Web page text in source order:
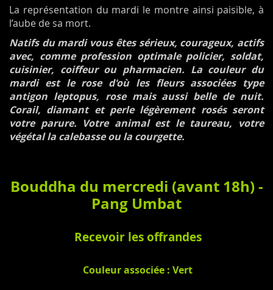
La représentation du mardi le montre ainsi paisible, à
l’aube de sa mort.
Natifs du mardi vous êtes sérieux, courageux, actifs
avec, comme profession optimale policier, soldat,
cuisinier, coiffeur ou pharmacien. La couleur du
mardi est le rose d'où les fleurs associées type
antigon leptopus, rose mais aussi belle de nuit.
Corail, diamant et perle légèrement rosés seront
votre parure. Votre animal est le taureau, votre
végétal la calebasse ou la courgette.
Bouddha du mercredi (avant 18h) -
Pang Umbat
Recevoir les offrandes
Couleur associée : Vert